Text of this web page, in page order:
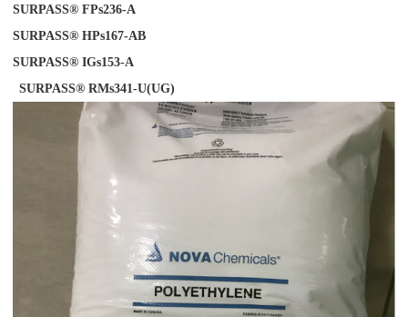
SURPASS® FPs236-A
SURPASS® HPs167-AB
SURPASS® IGs153-A
SURPASS® RMs341-U(UG)